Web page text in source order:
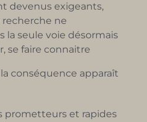
devenus exigeants,
recherche ne
seule voie désormais
se faire connaitre
conséquence apparaît
prometteurs et rapides